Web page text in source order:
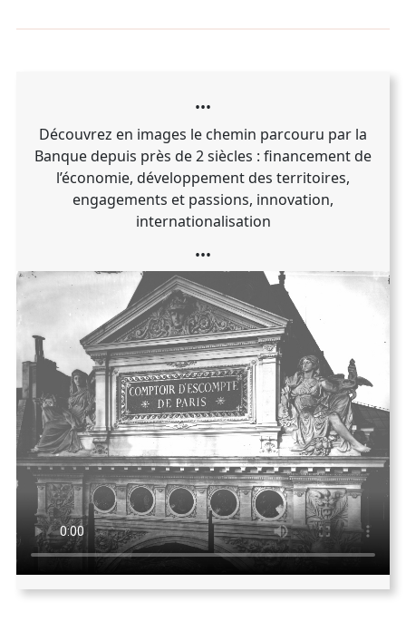
•••
Découvrez en images le chemin parcouru par la
Banque depuis près de 2 siècles : financement de
l’économie, développement des territoires,
engagements et passions, innovation,
internationalisation
•••